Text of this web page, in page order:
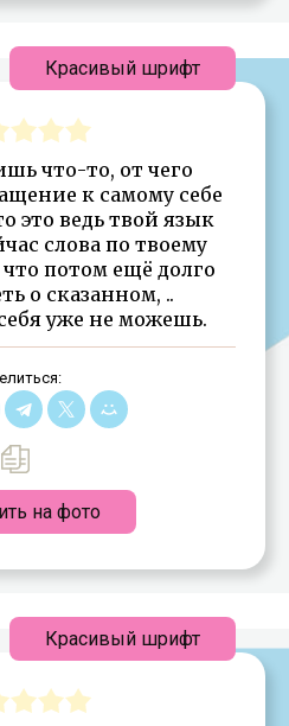
что-то, от чего
к самому себе
это ведь твой язык
слова по твоему
потом ещё долго
о сказанном, ..
уже не можешь.
на фото
Красивый шрифт
Красивый шрифт